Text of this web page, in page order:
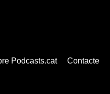
Podcasts.cat Contacte